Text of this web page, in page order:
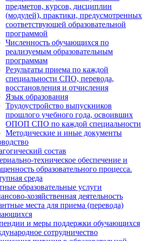
предметов, курсов, дисциплин
(модулей), практики, предусмотренных
соответствующей образовательной
программой
Численность обучающихся по
реализуемым образовательным
программам
Результаты приема по каждой
специальности СПО, перевода,
восстановления и отчисления
Язык образования
Трудоустройство выпускников
прошлого учебного года, освоивших
ОПОП СПО по каждой специальности
Методические и иные документы
состав
техническое обеспечение и
образовательного процесса.
среда
образовательные услуги
хозяйственная деятельность
места для приема (перевода)
и меры поддержки обучающихся
сотрудничество